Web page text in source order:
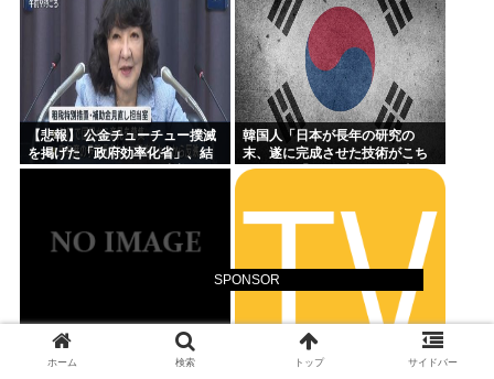
SPONSOR
【悲報】 公金チューチュー撲滅
を掲げた「政府効率化省」、結
局なにもできなかった 利権には
韓国人「日本が長年の研究の
末、遂に完成させた技術がこち
ら…」→「これって何とか真似
復讐を誓った俺は、嫁と男のい
る部屋に子供も含めた家族で踏
出た、スペース☆ダンディ OP岡
村靖幸でEDやくしまるえつこな
ホーム 検索 トップ サイドバー